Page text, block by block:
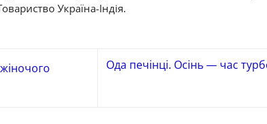
Україна-Індія.
Ода печінці. Осінь — час